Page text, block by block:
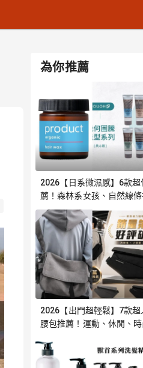
為你推薦
2026【日系微濕感】6款超
薦！森林系女孩、自然線
2026【出門超輕鬆】7款超
腰包推薦！運動、休閒、